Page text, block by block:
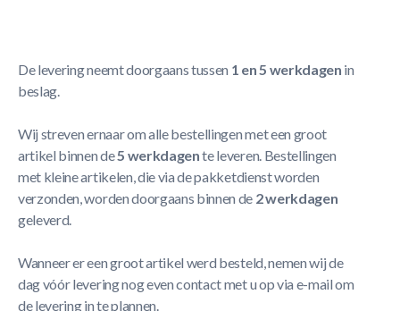
De levering neemt doorgaans tussen 1 en 5 werkdagen in
beslag.
Wij streven ernaar om alle bestellingen met een groot
artikel binnen de5 werkdagente leveren. Bestellingen
met kleine artikelen, die via de pakketdienst worden
verzonden, worden doorgaans binnen de 2 werkdagen
geleverd.
Wanneer er een groot artikel werd besteld, nemen wij de
dag vóór levering nog even contact met u op via e-mail om
de levering in te plannen.